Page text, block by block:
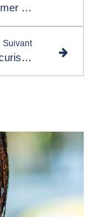
EcoErudites Uganda : transformer les déchets en énergie propre et opportunités locales
Suivant
Électricité, eau potable et stockage sécurisé en Afrique : SophiA change la donne